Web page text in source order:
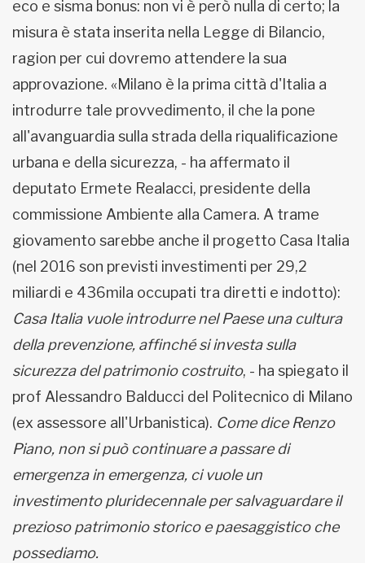
eco e sisma bonus: non vi è però nulla di certo; la
misura è stata inserita nella Legge di Bilancio,
ragion per cui dovremo attendere la sua
approvazione. «Milano è la prima città d'Italia a
introdurre tale provvedimento, il che la pone
all'avanguardia sulla strada della riqualificazione
urbana e della sicurezza, - ha affermato il
deputato Ermete Realacci, presidente della
commissione Ambiente alla Camera. A trame
giovamento sarebbe anche il progetto Casa Italia
(nel 2016 son previsti investimenti per 29,2
miliardi e 436mila occupati tra diretti e indotto):
Casa Italia vuole introdurre nel Paese una cultura
della prevenzione, affinché si investa sulla
sicurezza del patrimonio costruito, - ha spiegato il
prof Alessandro Balducci del Politecnico di Milano
(ex assessore all'Urbanistica). Come dice Renzo
Piano, non si può continuare a passare di
emergenza in emergenza, ci vuole un
investimento pluridecennale per salvaguardare il
prezioso patrimoniostorico e paesaggistico che
possediamo.